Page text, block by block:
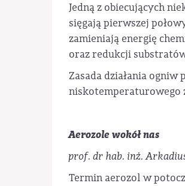
Jedną z obiecujących
sięgają pierwszej
zamieniają energię
oraz redukcji
Zasada działania
niskotemperaturowego
Aerozole wokół nas
prof. dr hab. inż.
Termin aerozol w